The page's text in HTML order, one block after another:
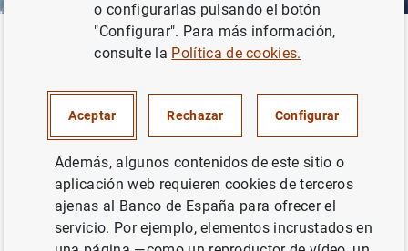
Áreas de actuación Sistemas de pago Los sistemas
El Sistema Nacional de Compensación Electrónica
(SNCE) es un sistema de pagos minorista, designado
conforme a la Ley 41/1999 y gestionado desde 2005 por
la Sociedad Española de Sistemas de Pago, S.A.
o configurarlas pulsando el botón
"Configurar". Para más información,
consulte la Política de cookies.
Aceptar Rechazar Configurar
Además, algunos contenidos de este sitio o
aplicación web requieren cookies de terceros
ajenas al Banco de España para ofrecer el
servicio. Por ejemplo, elementos incrustados en